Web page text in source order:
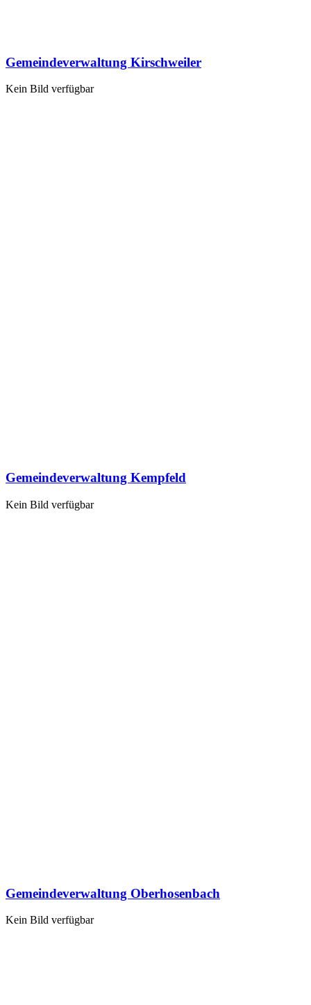
Gemeindeverwaltung Kirschweiler
Kein Bild verfügbar
Gemeindeverwaltung Kempfeld
Kein Bild verfügbar
Gemeindeverwaltung Oberhosenbach
Kein Bild verfügbar